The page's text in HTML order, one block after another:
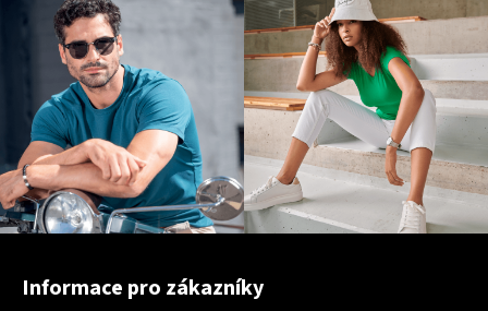
Z
Informace pro zákazníky